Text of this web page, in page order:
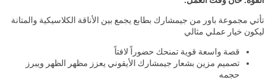
تأتي مجموعة باور من جيمشارك بطابع يجمع بين الأناقة الكلاسيكية والمتانة
ليكون خيار عملي مثالي
قصة واسعة قوية تمنحك حضوراً لافتاً
تصميم مزين بشعار جيمشارك الأيقوني يعزز مظهر الظهر ويبرز
حجمه